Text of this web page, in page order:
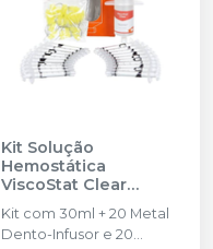
Kit Solução
Hemostática
ViscoStat Clear
IndiSpense™
ULTRADENT
Kit com 30ml + 20 Metal
Dento-Infusor e 20